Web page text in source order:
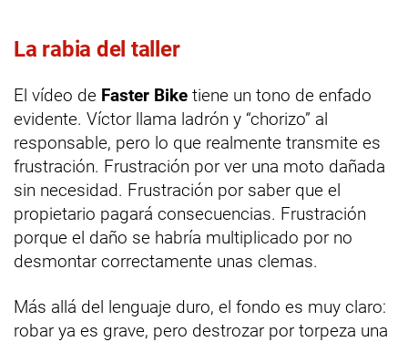
La rabia del taller
El vídeo de Faster Bike tiene un tono de enfado
evidente. Víctor llama ladrón y “chorizo” al
responsable, pero lo que realmente transmite es
frustración. Frustración por ver una moto dañada
sin necesidad. Frustración por saber que el
propietario pagará consecuencias. Frustración
porque el daño se habría multiplicado por no
desmontar correctamente unas clemas.
Más allá del lenguaje duro, el fondo es muy claro:
robar ya es grave, pero destrozar por torpeza una